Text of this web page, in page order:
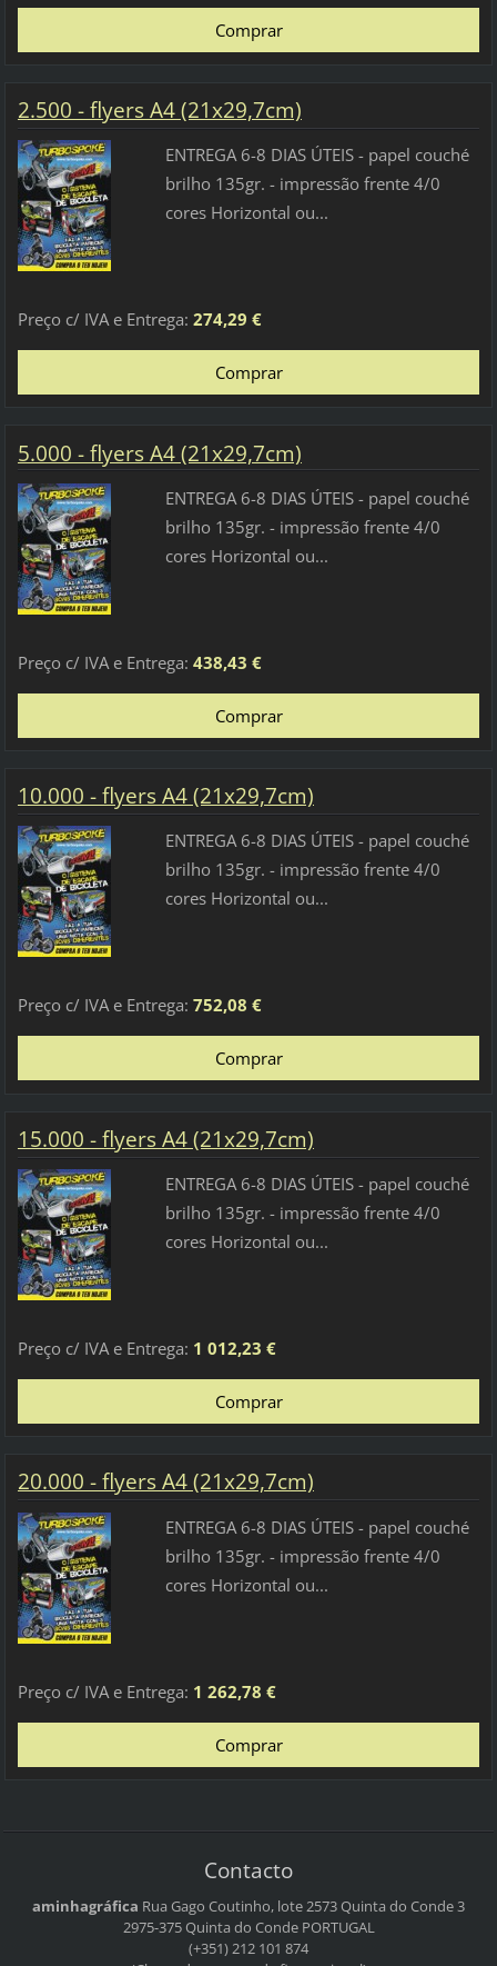
2.500 - flyers A4 (21x29,7cm)
ENTREGA 6-8 DIAS ÚTEIS - papel couché
brilho 135gr. - impressão frente 4/0
cores Horizontal ou...
Preço c/ IVA e Entrega: 274,29 €
5.000 - flyers A4 (21x29,7cm)
ENTREGA 6-8 DIAS ÚTEIS - papel couché
brilho 135gr. - impressão frente 4/0
cores Horizontal ou...
Preço c/ IVA e Entrega: 438,43 €
10.000 - flyers A4 (21x29,7cm)
ENTREGA 6-8 DIAS ÚTEIS - papel couché
brilho 135gr. - impressão frente 4/0
cores Horizontal ou...
Preço c/ IVA e Entrega: 752,08 €
15.000 - flyers A4 (21x29,7cm)
ENTREGA 6-8 DIAS ÚTEIS - papel couché
brilho 135gr. - impressão frente 4/0
cores Horizontal ou...
Preço c/ IVA e Entrega: 1 012,23 €
20.000 - flyers A4 (21x29,7cm)
ENTREGA 6-8 DIAS ÚTEIS - papel couché
brilho 135gr. - impressão frente 4/0
cores Horizontal ou...
Preço c/ IVA e Entrega: 1 262,78 €
Contacto
aminhagráfica Rua Gago Coutinho, lote 2573Quinta do Conde 3
2975-375 Quinta do CondePORTUGAL
(+351) 212 101 874